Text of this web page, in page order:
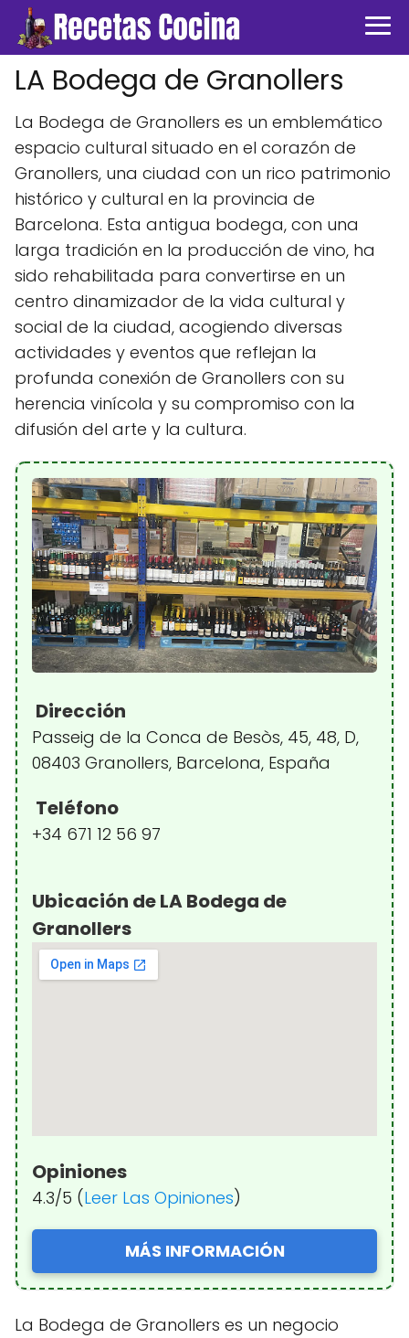
LA Bodega de Granollers
La Bodega de Granollers es un emblemático
espacio cultural situado en el corazón de
Granollers, una ciudad con un rico patrimonio
histórico y cultural en la provincia de
Barcelona. Esta antigua bodega, con una
larga tradición en la producción de vino, ha
sido rehabilitada para convertirse en un
centro dinamizador de la vida cultural y
social de la ciudad, acogiendo diversas
actividades y eventos que reflejan la
profunda conexión de Granollers con su
herencia vinícola y su compromiso con la
difusión del arte y la cultura.
Dirección
Passeig de la Conca de Besòs, 45, 48, D,
08403 Granollers, Barcelona, España
Teléfono
+34 671 12 56 97
Ubicación de LA Bodega de
Granollers
Opiniones
4.3/5 (Leer Las Opiniones)
MÁS INFORMACIÓN
La Bodega de Granollers es un negocio